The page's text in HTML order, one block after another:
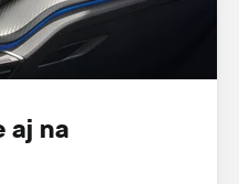
aj na